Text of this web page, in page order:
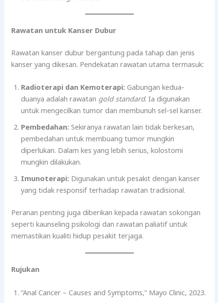
Rawatan untuk Kanser Dubur
Rawatan kanser dubur bergantung pada tahap dan jenis
kanser yang dikesan. Pendekatan rawatan utama termasuk:
Radioterapi dan Kemoterapi: Gabungan kedua-
duanya adalah rawatan gold standard. Ia digunakan
untuk mengecilkan tumor dan membunuh sel-sel kanser.
Pembedahan: Sekiranya rawatan lain tidak berkesan,
pembedahan untuk membuang tumor mungkin
diperlukan. Dalam kes yang lebih serius, kolostomi
mungkin dilakukan.
Imunoterapi: Digunakan untuk pesakit dengan kanser
yang tidak responsif terhadap rawatan tradisional.
Peranan penting juga diberikan kepada rawatan sokongan
seperti kaunseling psikologi dan rawatan paliatif untuk
memastikan kualiti hidup pesakit terjaga.
Rujukan
“Anal Cancer – Causes and Symptoms,” Mayo Clinic, 2023.